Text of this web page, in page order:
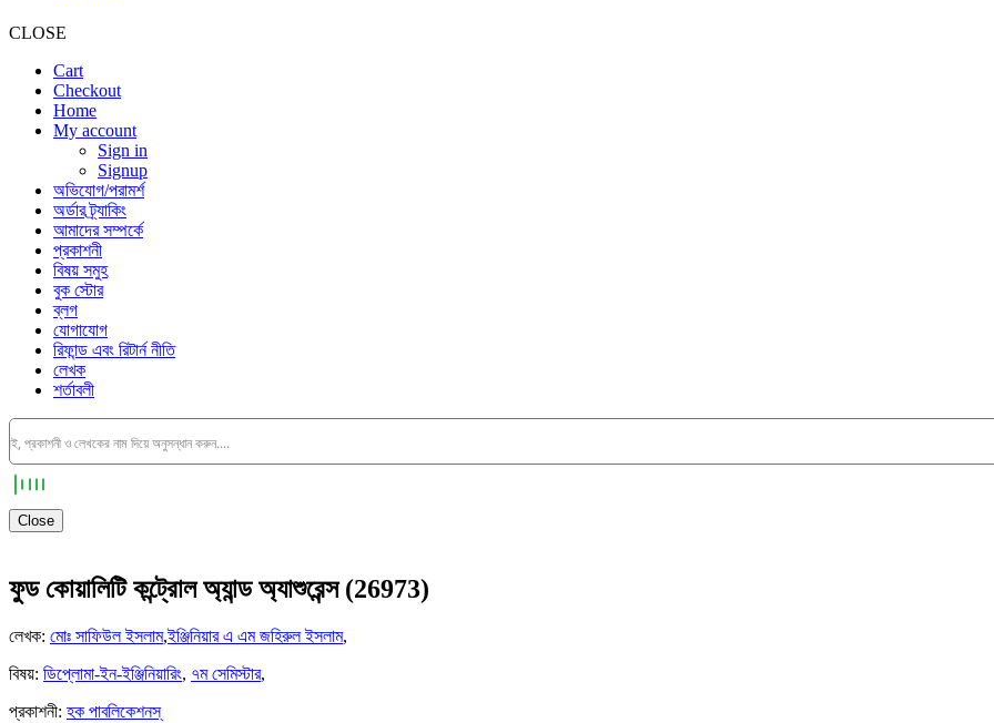
CLOSE
Cart
Checkout
Home
My account
Sign in
Signup
অভিযোগ/পরামর্শ
অর্ডার ট্র্যাকিং
আমাদের সম্পর্কে
প্রকাশনী
বিষয় সমুহ
বুক স্টোর
ব্লগ
যোগাযোগ
রিফান্ড এবং রিটার্ন নীতি
লেখক
শর্তাবলী
Close
ফুড কোয়ালিটি কন্ট্রোল অ্যান্ড অ্যাশুরেন্স (26973)
লেখক: মোঃ সাফিউল ইসলাম,ইঞ্জিনিয়ার এ এম জহিরুল ইসলাম,
বিষয়: ডিপ্লোমা-ইন-ইঞ্জিনিয়ারিং, ৭ম সেমিস্টার,
প্রকাশনী: হক পাবলিকেশনস্